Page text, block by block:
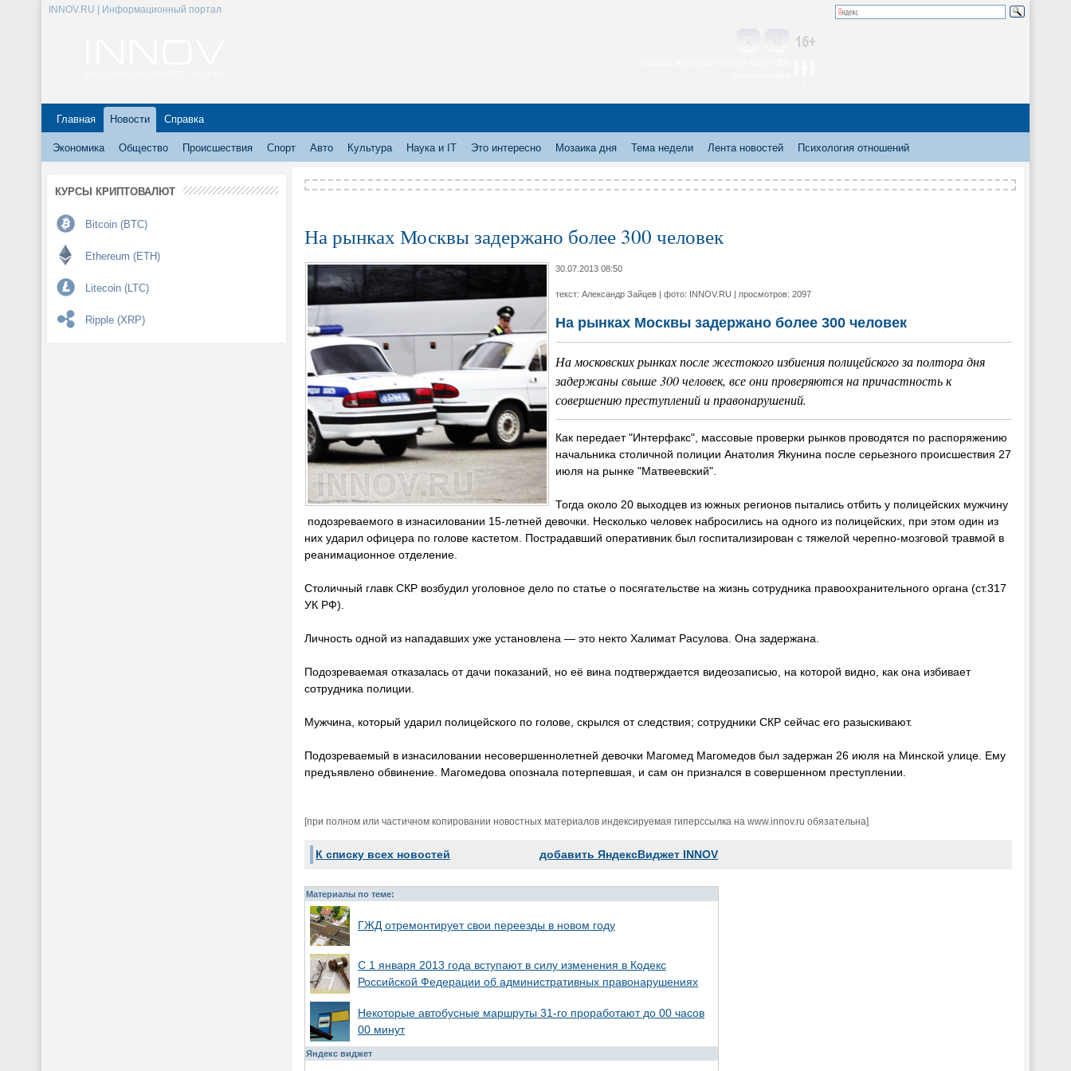
INNOV.RU | Информационный портал
Главная Новости Справка
Экономика Общество Происшествия Спорт Авто Культура Наука и IT Это интересно Мозаика дня Тема недели Лента новостей Психология отношений
КУРСЫ КРИПТОВАЛЮТ
Bitcoin (BTC)
Ethereum (ETH)
Litecoin (LTC)
Ripple (XRP)
На рынках Москвы задержано более 300 человек
30.07.2013 08:50
текст: Александр Зайцев | фото: INNOV.RU | просмотров: 2097
На рынках Москвы задержано более 300 человек
На московских рынках после жестокого избиения полицейского за полтора дня
задержаны свыше 300 человек, все они проверяются на причастность к
совершению преступлений и правонарушений.
Как передает "Интерфакс", массовые проверки рынков проводятся по распоряжению
начальника столичной полиции Анатолия Якунина после серьезного происшествия 27
июля на рынке "Матвеевский".
Тогда около 20 выходцев из южных регионов пытались отбить у полицейских мужчину
подозреваемого в изнасиловании 15-летней девочки. Несколько человек набросились на одного из полицейских, при этом один из
них ударил офицера по голове кастетом. Пострадавший оперативник был госпитализирован с тяжелой черепно-мозговой травмой в
реанимационное отделение.
Столичный главк СКР возбудил уголовное дело по статье о посягательстве на жизнь сотрудника правоохранительного органа (ст.317
УК РФ).
Личность одной из нападавших уже установлена — это некто Халимат Расулова. Она задержана.
Подозреваемая отказалась от дачи показаний, но её вина подтверждается видеозаписью, на которой видно, как она избивает
сотрудника полиции.
Мужчина, который ударил полицейского по голове, скрылся от следствия; сотрудники СКР сейчас его разыскивают.
Подозреваемый в изнасиловании несовершеннолетней девочки Магомед Магомедов был задержан 26 июля на Минской улице. Ему
предъявлено обвинение. Магомедова опознала потерпевшая, и сам он признался в совершенном преступлении.
[при полном или частичном копировании новостных материалов индексируемая гиперссылка на www.innov.ru обязательна]
К списку всех новостей добавить ЯндексВиджет INNOV
Материалы по теме:
ГЖД отремонтирует свои переезды в новом году
С 1 января 2013 года вступают в силу изменения в Кодекс
Российской Федерации об административных правонарушениях
Некоторые автобусные маршруты 31-го проработают до 00 часов
00 минут
Яндекс виджет